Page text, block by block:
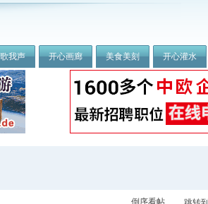
我声 开心画廊 美食美刻 开心灌水
倒序看帖